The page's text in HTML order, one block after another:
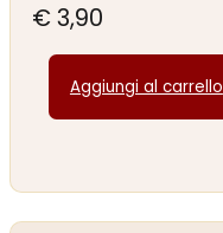
€3,90
Aggiungi al carrello